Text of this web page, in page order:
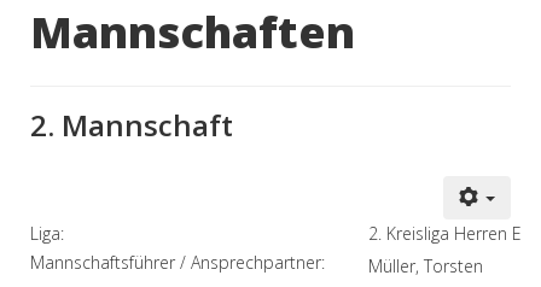
Mannschaften
2. Mannschaft
Liga:
2. Kreisliga Herren
Mannschaftsführer / Ansprechpartner:
Müller, Torsten